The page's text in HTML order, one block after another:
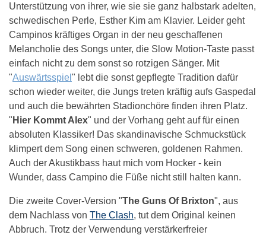
Unterstützung von ihrer, wie sie sie ganz halbstark adelten,
schwedischen Perle, Esther Kim am Klavier. Leider geht
Campinos kräftiges Organ in der neu geschaffenen
Melancholie des Songs unter, die Slow Motion-Taste passt
einfach nicht zu dem sonst so rotzigen Sänger. Mit
"Auswärtsspiel " lebt die sonst gepflegte Tradition dafür
schon wieder weiter, die Jungs treten kräftig aufs Gaspedal
und auch die bewährten Stadionchöre finden ihren Platz.
" Hier Kommt Alex" und der Vorhang geht auf für einen
absoluten Klassiker! Das skandinavische Schmuckstück
klimpert dem Song einen schweren, goldenen Rahmen.
Auch der Akustikbass haut mich vom Hocker - kein
Wunder, dass Campino die Füße nicht still halten kann.
Die zweite Cover-Version "The Guns Of Brixton", aus
dem Nachlass von The Clash, tut dem Original keinen
Abbruch. Trotz der Verwendung verstärkerfreier